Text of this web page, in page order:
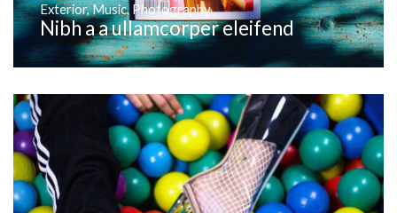
Exterior,Music,Photography
Nibh a a ullamcorper eleifend